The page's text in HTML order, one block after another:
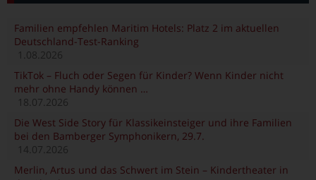
Familien empfehlen Maritim Hotels: Platz 2 im aktuellen
Deutschland-Test-Ranking
1.08.2026
TikTok – Fluch oder Segen für Kinder? Wenn Kinder nicht
mehr ohne Handy können …
18.07.2026
Die West Side Story für Klassikeinsteiger und ihre Familien
bei den Bamberger Symphonikern, 29.7.
14.07.2026
Merlin, Artus und das Schwert im Stein – Kindertheater in